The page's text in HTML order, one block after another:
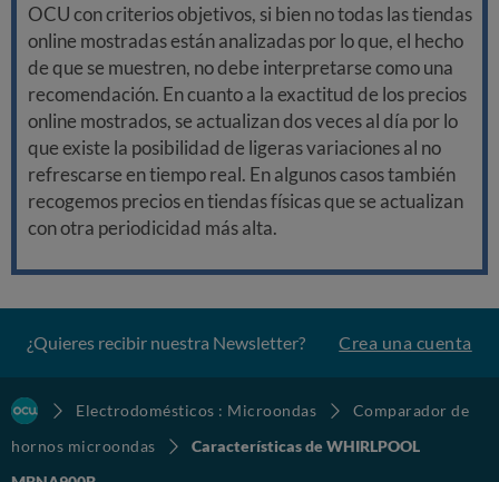
OCU con criterios objetivos, si bien no todas las tiendas
online mostradas están analizadas por lo que, el hecho
de que se muestren, no debe interpretarse como una
recomendación. En cuanto a la exactitud de los precios
online mostrados, se actualizan dos veces al día por lo
que existe la posibilidad de ligeras variaciones al no
refrescarse en tiempo real. En algunos casos también
recogemos precios en tiendas físicas que se actualizan
con otra periodicidad más alta.
¿Quieres recibir nuestra Newsletter? Crea una cuenta
Electrodomésticos : Microondas
Comparador de
hornos microondas
Características de WHIRLPOOL